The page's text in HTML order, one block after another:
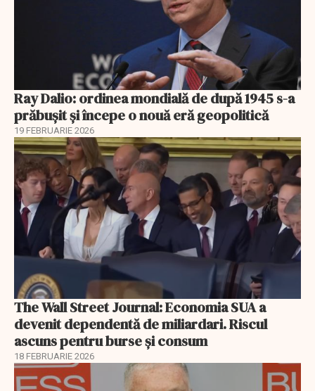
Ray Dalio: ordinea mondială de după 1945 s-a
prăbușit și începe o nouă eră geopolitică
19 FEBRUARIE 2026
The Wall Street Journal: Economia SUA a
devenit dependentă de miliardari. Riscul
ascuns pentru burse și consum
18 FEBRUARIE 2026
EXCLUSIV